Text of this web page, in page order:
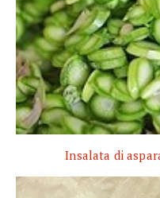
Insalata di